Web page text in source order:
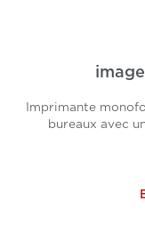
Imprimante
bureaux avec